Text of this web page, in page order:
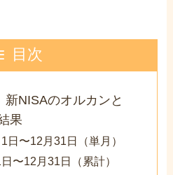
目次
新NISAのオルカンと
果
日〜12月31日（単月）
〜12月31日（累計）